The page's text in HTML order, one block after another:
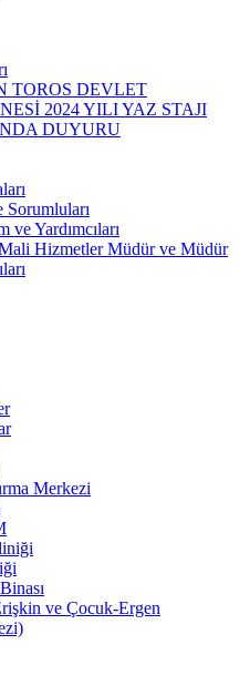
TOROS DEVLET
2024 YILI YAZ STAJI
DUYURU
Sorumluları
ve Yardımcıları
Hizmetler Müdür ve Müdür
Merkezi
ve Çocuk-Ergen